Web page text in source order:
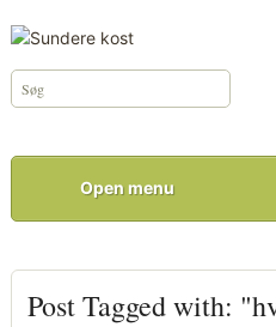
Open menu
Post Tagged with: